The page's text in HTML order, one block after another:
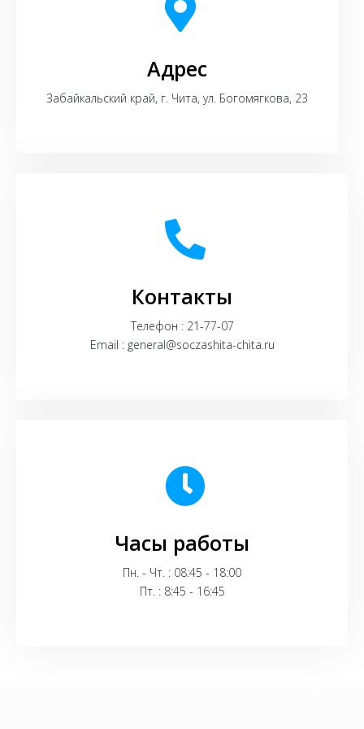
Адрес
Забайкальский край, г. Чита, ул. Богомягкова, 23
Контакты
Телефон : 21-77-07
Email : general@soczashita-chita.ru
Часы работы
Пн. - Чт. : 08:45 - 18:00
Пт. : 8:45 - 16:45